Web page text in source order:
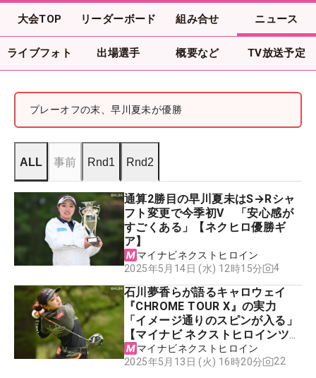
大会TOP リーダーボード 組み合せ ニュース
ライブフォト 出場選手 概要など TV放送予定
プレーオフの末、早川夏未が優勝
ALL 事前 Rnd1 Rnd2
通算2勝目の早川夏未はS→Rシャ
フト変更で今季初V 「安心感が
すごくある」【ネクヒロ優勝ギ
ア】
マイナビネクストヒロイン
2025年5月14日 (水) 12時15分
4
石川夢香らが語るキャロウェイ
『CHROME TOUR X』の実力
「イメージ通りのスピンが入る」
【マイナビ ネクストヒロインツア
ー】マイナビネクストヒロイン
2025年5月13日 (火) 16時20分
22